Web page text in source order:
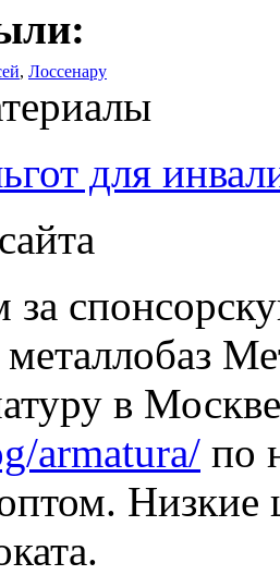
, Лоссенару
для
за
в
armatura/ по
Низкие